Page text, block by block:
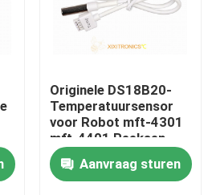
Originele DS18B20-
Temperatuursensor
voor Robot mft-4301
mft-4401 Reeksen
Aanvraag sturen